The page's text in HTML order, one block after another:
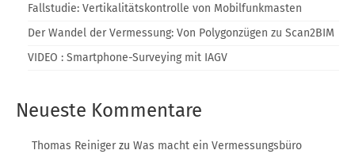
Fallstudie: Vertikalitätskontrolle von Mobilfunkmasten
Der Wandel der Vermessung: Von Polygonzügen zu Scan2BIM
VIDEO : Smartphone-Surveying mit IAGV
Neueste Kommentare
Thomas Reinigerzu Was macht ein Vermessungsbüro